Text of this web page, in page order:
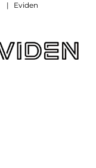
| Eviden